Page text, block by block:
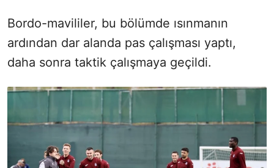
Bordo-mavililer, bu bölümde ısınmanın
ardından dar alanda pas çalışması yaptı,
daha sonra taktik çalışmaya geçildi.